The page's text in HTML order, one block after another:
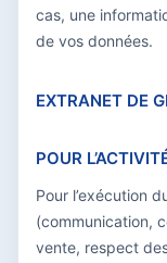
cas, une
de vos données.
EXTRANET DE
POUR
Pour l’exécution
(communication,
vente, respect